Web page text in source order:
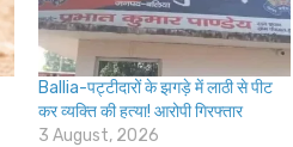
Ballia-पट्टीदारों के झगड़े में लाठी से पीट
कर व्यक्ति की हत्या! आरोपी गिरफ्तार
3 August, 2026